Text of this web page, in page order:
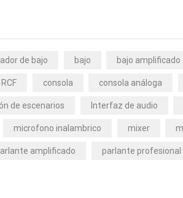
de bajo bajo bajo amplificado
consola consola análoga
de escenarios Interfaz de audio
microfono inalambrico mixer
amplificado parlante profesional